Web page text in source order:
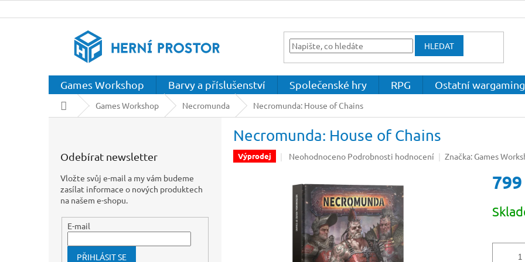
na
HLEDAT
Games Workshop Barvy a příslušenství Společenské hry RPG Ostatní wargaming
Domů Games Workshop Necromunda Necromunda: House of Chains
Odebírat newsletter
Vložte svůj e-mail a my vám budeme
zasílat informace o nových produktech
na našem e-shopu.
E-mail
PŘIHLÁSIT SE
Necromunda: House of Chains
Výprodej
Průměrné
je
0,0
hvězdiček.
Neohodnoceno Podrobnosti hodnocení Značka: Games
cena: